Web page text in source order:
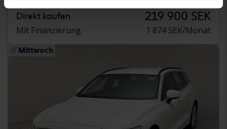
Direkt kaufen 219 900 SEK
Mit Finanzierung 1 874 SEK/Monat
Mittwoch